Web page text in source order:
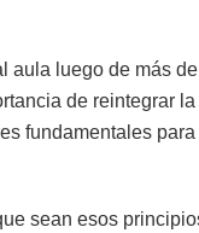
aula luego de más
de reintegrar
fundamentales para
sean esos